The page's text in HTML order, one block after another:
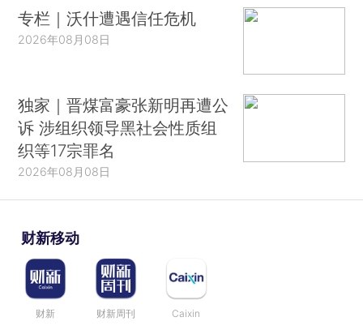
专栏｜沃什遭遇信任危机
2026年08月08日
独家｜晋煤富豪张新明再遭公
诉 涉组织领导黑社会性质组
织等17宗罪名
2026年08月08日
财新移动
财新 财新周刊 Caixin